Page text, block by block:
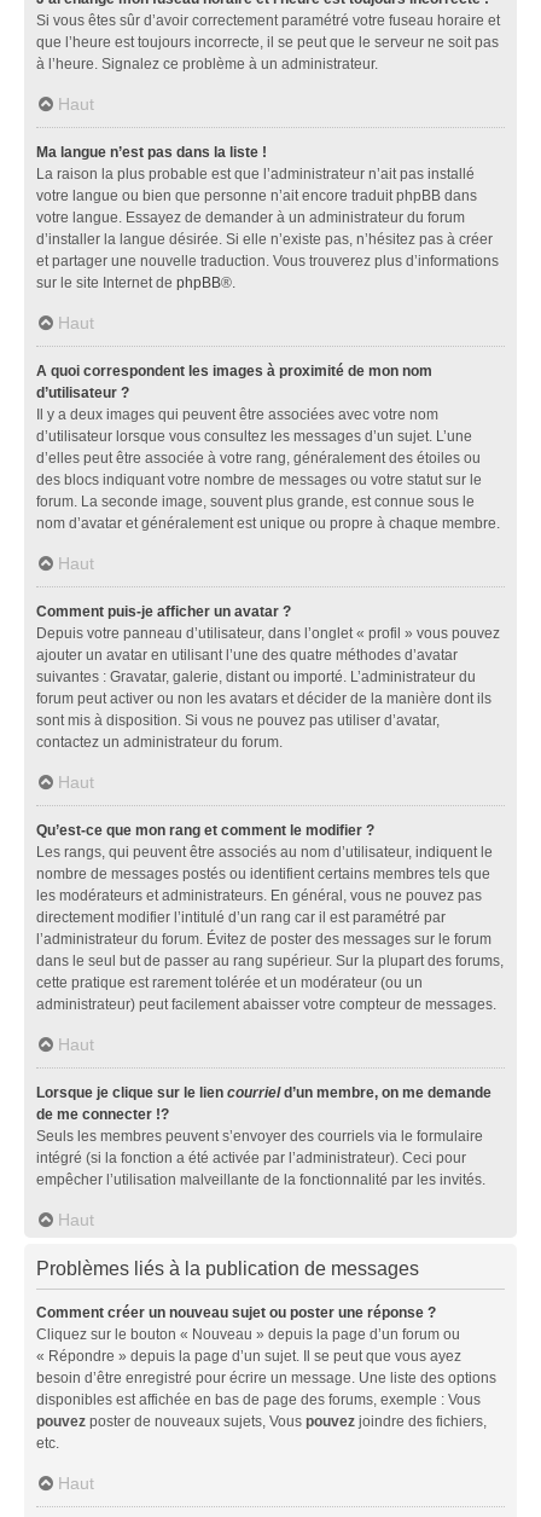
Si vous êtes sûr d’avoir correctement paramétré votre fuseau horaire et
que l’heure est toujours incorrecte, il se peut que le serveur ne soit pas
à l’heure. Signalez ce problème à un administrateur.
Haut
Ma langue n’est pas dans la liste !
La raison la plus probable est que l’administrateur n’ait pas installé
votre langue ou bien que personne n’ait encore traduit phpBB dans
votre langue. Essayez de demander à un administrateur du forum
d’installer la langue désirée. Si elle n’existe pas, n’hésitez pas à créer
et partager une nouvelle traduction. Vous trouverez plus d’informations
sur le site Internet de phpBB®.
Haut
A quoi correspondent les images à proximité de mon nom
d’utilisateur ?
Il y a deux images qui peuvent être associées avec votre nom
d’utilisateur lorsque vous consultez les messages d’un sujet. L’une
d’elles peut être associée à votre rang, généralement des étoiles ou
des blocs indiquant votre nombre de messages ou votre statut sur le
forum. La seconde image, souvent plus grande, est connue sous le
nom d’avatar et généralement est unique ou propre à chaque membre.
Haut
Comment puis-je afficher un avatar ?
Depuis votre panneau d’utilisateur, dans l’onglet « profil » vous pouvez
ajouter un avatar en utilisant l’une des quatre méthodes d’avatar
suivantes : Gravatar, galerie, distant ou importé. L’administrateur du
forum peut activer ou non les avatars et décider de la manière dont ils
sont mis à disposition. Si vous ne pouvez pas utiliser d’avatar,
contactez un administrateur du forum.
Haut
Qu’est-ce que mon rang et comment le modifier ?
Les rangs, qui peuvent être associés au nom d’utilisateur, indiquent le
nombre de messages postés ou identifient certains membres tels que
les modérateurs et administrateurs. En général, vous ne pouvez pas
directement modifier l’intitulé d’un rang car il est paramétré par
l’administrateur du forum. Évitez de poster des messages sur le forum
dans le seul but de passer au rang supérieur. Sur la plupart des forums,
cette pratique est rarement tolérée et un modérateur (ou un
administrateur) peut facilement abaisser votre compteur de messages.
Haut
Lorsque je clique sur le lien courrield’un membre, on me demande
de me connecter !?
Seuls les membres peuvent s’envoyer des courriels via le formulaire
intégré (si la fonction a été activée par l’administrateur). Ceci pour
empêcher l’utilisation malveillante de la fonctionnalité par les invités.
Haut
Problèmes liés à la publication de messages
Comment créer un nouveau sujet ou poster une réponse ?
Cliquez sur le bouton « Nouveau » depuis la page d’un forum ou
« Répondre » depuis la page d’un sujet. Il se peut que vous ayez
besoin d’être enregistré pour écrire un message. Une liste des options
disponibles est affichée en bas de page des forums, exemple : Vous
pouvez poster de nouveaux sujets, Vous pouvez joindre des fichiers,
etc.
Haut